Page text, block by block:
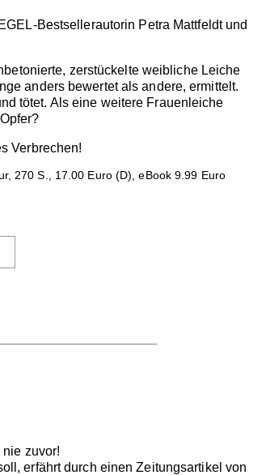
Bestsellerautorin Petra Mattfeldt und
zerstückelte weibliche Leiche
anders bewertet als andere, ermittelt.
tötet. Als eine weitere Frauenleiche
Verbrechen!
270 S., 17.00 Euro (D), eBook 9.99 Euro
zuvor!
erfährt durch einen Zeitungsartikel von